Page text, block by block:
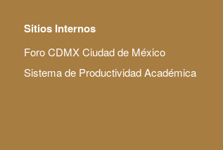
Sitios Internos
Foro CDMX Ciudad de México
Sistema de Productividad Académica